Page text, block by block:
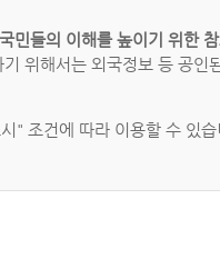
국민들의 이해를 높이기 위한
위해서는 외국정보 등 공인
" 조건에 따라 이용할 수 있습